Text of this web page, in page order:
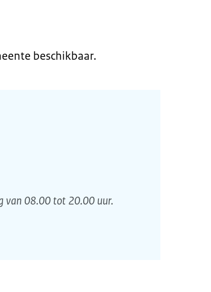
beschikbaar.
van 08.00 tot 20.00 uur.